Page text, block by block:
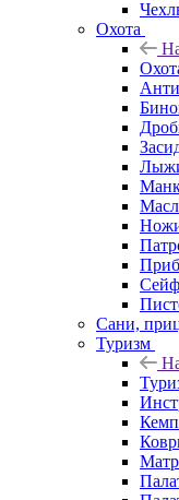
Охота
Сани,
Туризм